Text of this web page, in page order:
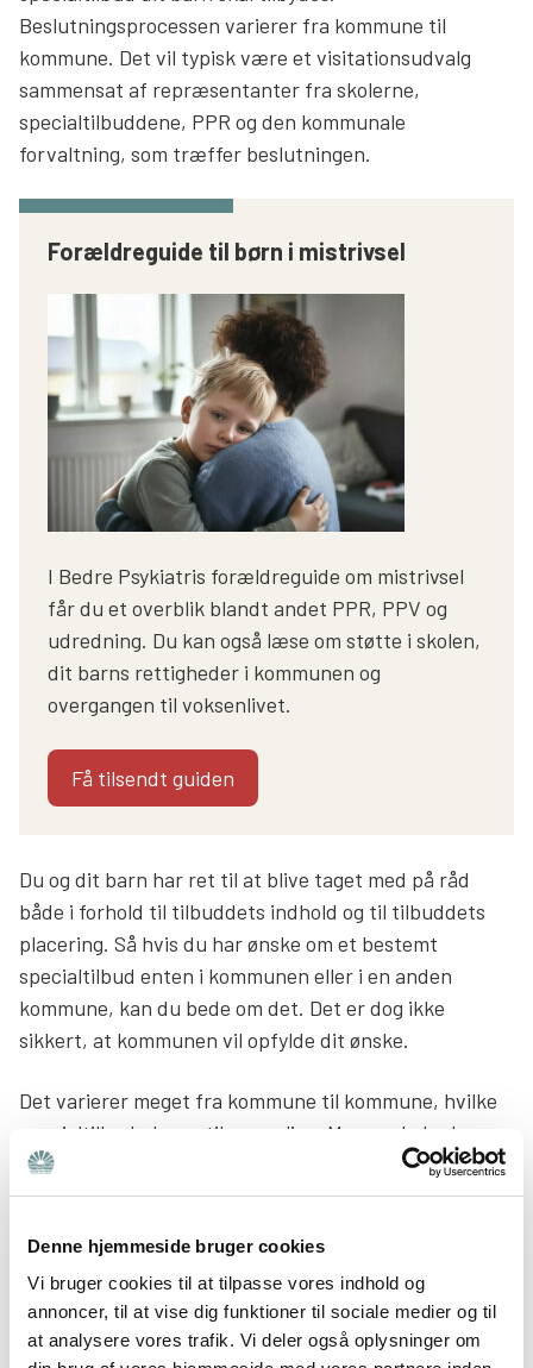
Denne hjemmeside bruger cookies
Vi bruger cookies til at tilpasse vores indhold og
annoncer, til at vise dig funktioner til sociale medier og til
at analysere vores trafik. Vi deler også oplysninger om
Beslutningsprocessen varierer fra kommune til
kommune. Det vil typisk være et visitationsudvalg
sammensat af repræsentanter fra skolerne,
specialtilbuddene, PPR og den kommunale
forvaltning, som træffer beslutningen.
Forældreguide til børn i mistrivsel
I Bedre Psykiatris forældreguide om mistrivsel
får du et overblik blandt andet PPR, PPV og
udredning. Du kan også læse om støtte i skolen,
dit barns rettigheder i kommunen og
overgangen til voksenlivet.
Få tilsendt guiden
Du og dit barn har ret til at blive taget med på råd
både i forhold til tilbuddets indhold og til tilbuddets
placering. Så hvis du har ønske om et bestemt
specialtilbud enten i kommunen eller i en anden
kommune, kan du bede om det. Det er dog ikke
sikkert, at kommunen vil opfylde dit ønske.
Det varierer meget fra kommune til kommune, hvilke
specialtilbud, der er tilgængelige. Mange skoler har
specialklasser, men mange kommuner har organiseret
deres specialklasser, så de hver især har specifikke
specialtilbud målrettet børn med autisme, er det ikke
sikkert, at det specialtilbud findes på dit barns
nuværende skole.